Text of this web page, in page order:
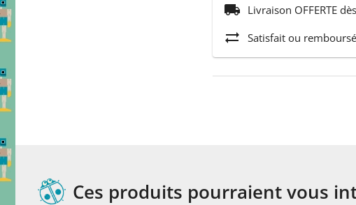
local_shipping Livraison OFFERTE
sync_alt Satisfait ou
Ces produits pourraient vous